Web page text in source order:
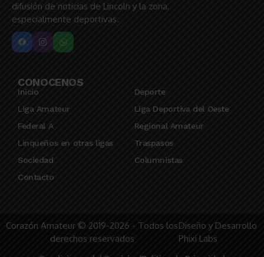
difusión de noticias de Lincoln y la zona,
especialmente deportivas.
CONOCENOS
Inicio
Deporte
Liga Amateur
Liga Deportiva del Oeste
Federal A
Regional Amateur
Linqueños en otras ligas
Traspasos
Sociedad
Columnistas
Contacto
Corazón Amateur © 2019-2026 - Todos los
derechos reservados
Diseño y Desarrollo
Phixi Labs